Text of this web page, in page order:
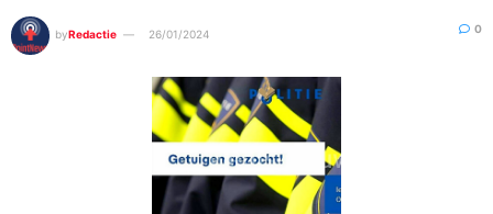
byRedactie 26/01/2024 0